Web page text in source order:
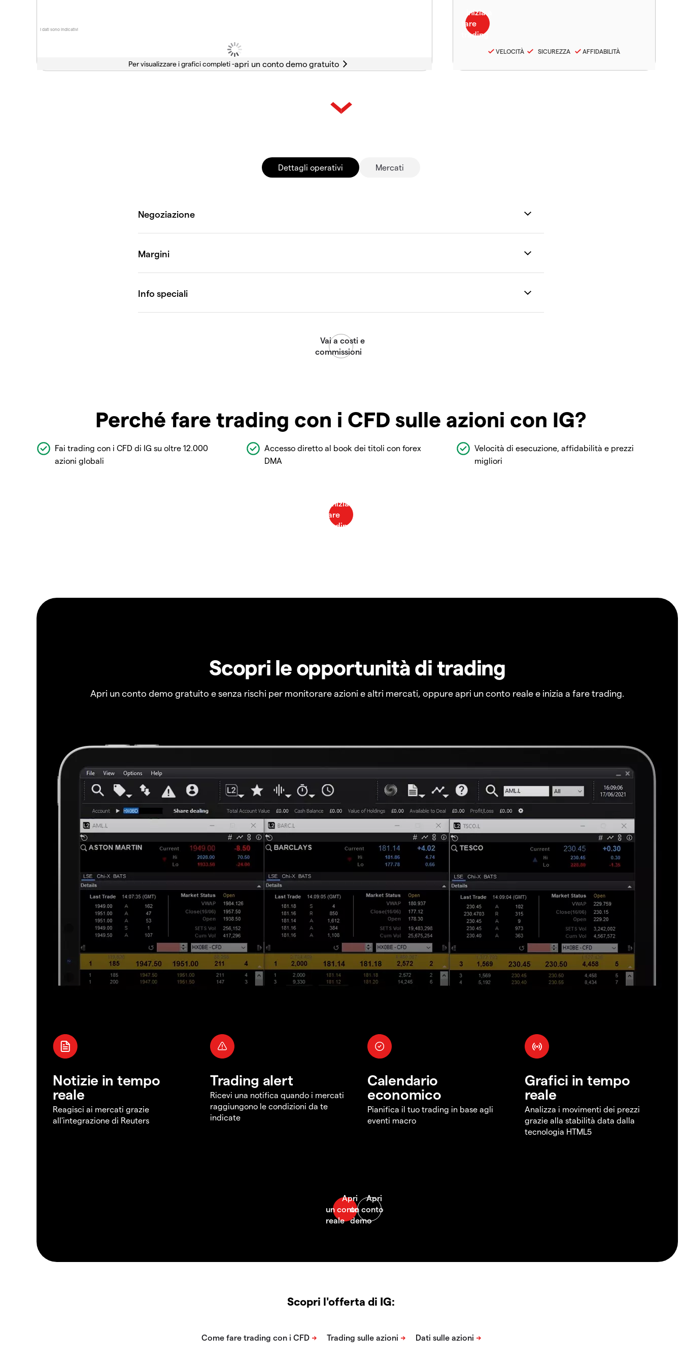
I dati sono indicativi
Per visualizzare i grafici completi -
VELOCITÀ SICUREZZA AFFIDABILITÀ
Dettagli operativi Mercati
Perché fare trading con i CFD sulle azioni con IG?
Fai trading con i CFD di IG su oltre 12.000
azioni globali
Accesso diretto al book dei titoli con forex
DMA
Velocità di esecuzione, affidabilità e prezzi
migliori
Scopri le opportunità di trading
Apri un conto demo gratuito e senza rischi per monitorare azioni e altri mercati, oppure apri un conto reale e inizia a fare trading.
Notizie in tempo
reale
Reagisci ai mercati grazie
all'integrazione di Reuters
Trading alert
Ricevi una notifica quando i mercati
raggiungono le condizioni da te
indicate
Calendario
economico
Pianifica il tuo trading in base agli
eventi macro
Grafici in tempo
reale
Analizza i movimenti dei prezzi
grazie alla stabilità data dalla
tecnologia HTML5
Scopri l'offerta di IG: